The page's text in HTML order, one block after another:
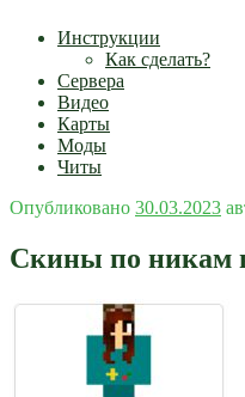
Инструкции
Как сделать?
Сервера
Видео
Карты
Моды
Читы
Опубликовано 30.03.2023
Скины по никам